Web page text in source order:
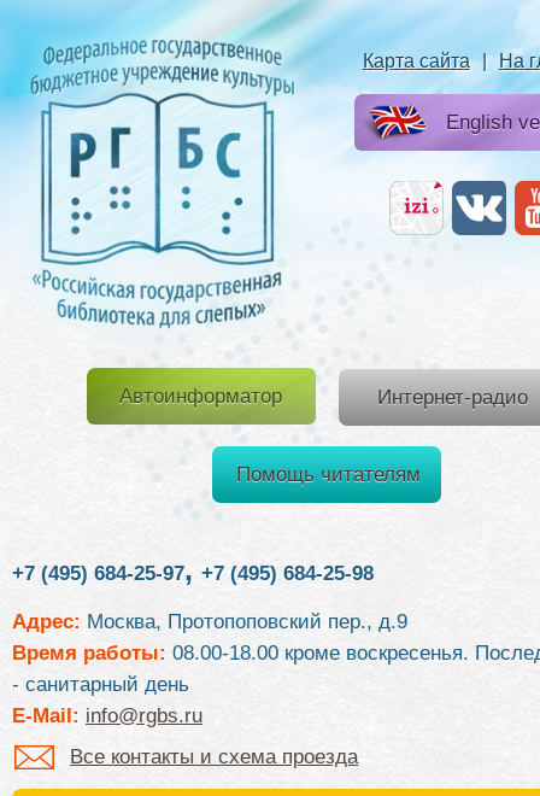
Карта сайта | На
English
Автоинформатор Интернет-радио
Помощь читателям
+7 (495) 684-25-97, +7 (495) 684-25-98
Адрес: Москва, Протопоповский пер., д.9
Время работы: 08.00-18.00 кроме воскресенья.
- санитарный день
E-Mail: info@rgbs.ru
Все контакты и схема проезда